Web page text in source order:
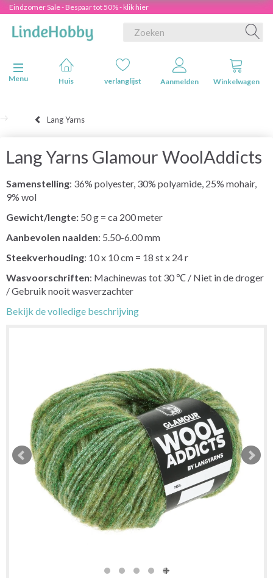
Eindzomer Sale - Bespaar tot 50% - klik hier
Navigatie in-/uitschakelen
Menu
Huis verlanglijst Aanmelden Winkelwagen
Lang Yarns
Lang Yarns Glamour WoolAddicts
Samenstelling: 36% polyester, 30% polyamide, 25% mohair,
9% wol
Gewicht/lengte: 50 g = ca 200 meter
Aanbevolen naalden: 5.50-6.00 mm
Steekverhouding: 10 x 10 cm = 18 st x 24 r
Wasvoorschriften: Machinewas tot 30 ℃ / Niet in de droger
/ Gebruik nooit wasverzachter
Bekijk de volledige beschrijving